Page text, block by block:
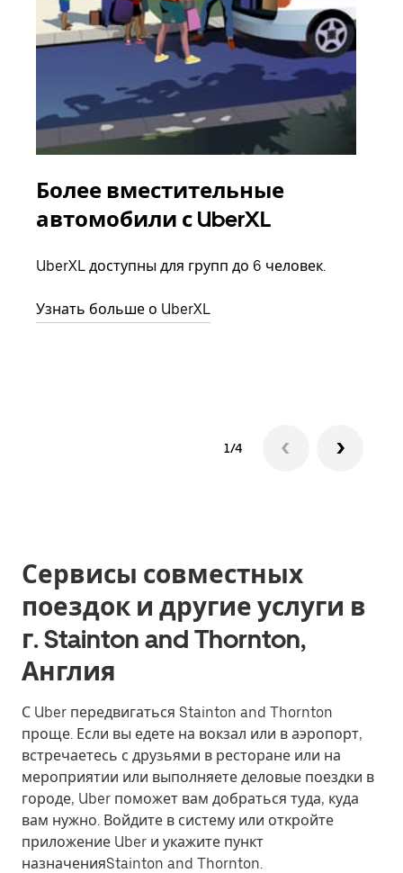
Более вместительные
автомобили с UberXL
UberXL доступны для групп до 6 человек.
Узнать больше о UberXL
1/4
Сервисы совместных
поездок и другие услуги в
г. Stainton and Thornton,
Англия
С Uber передвигаться Stainton and Thornton
проще. Если вы едете на вокзал или в аэропорт,
встречаетесь с друзьями в ресторане или на
мероприятии или выполняете деловые поездки в
городе, Uber поможет вам добраться туда, куда
вам нужно. Войдите в систему или откройте
приложение Uber и укажите пункт
назначенияStainton and Thornton.